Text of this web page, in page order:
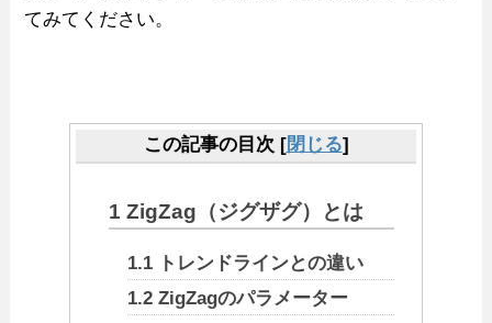
てみてください。
この記事の目次 [閉じる]
1 ZigZag（ジグザグ）とは
1.1トレンドラインとの違い
1.2ZigZagのパラメーター